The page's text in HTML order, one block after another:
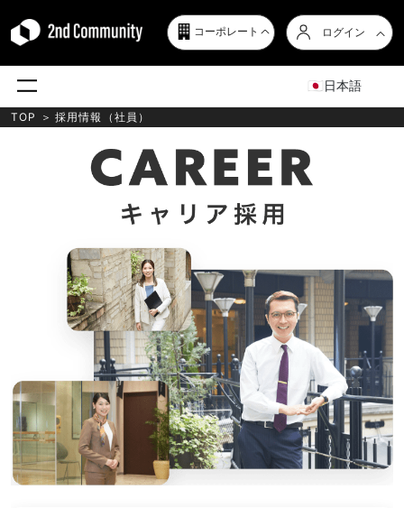
コーポレート ログイン
日本語
TOP ＞ 採用情報（社員）